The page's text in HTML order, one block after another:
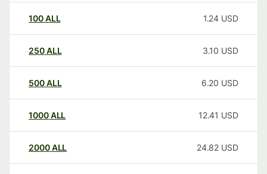
100ALL 1.24 USD
250ALL 3.10 USD
500ALL 6.20 USD
1000ALL 12.41 USD
2000ALL 24.82 USD